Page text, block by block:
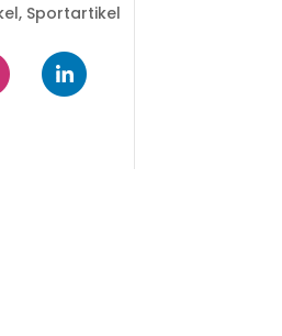
Sportartikel